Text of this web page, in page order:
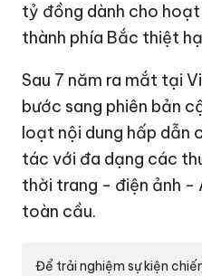
tỷ đồng dành cho
thành phía Bắc thiệt
Sau 7 năm ra mắt tại
bước sang phiên bản
loạt nội dung hấp dẫn
tác với đa dạng các
thời trang - điện ảnh -
toàn cầu.
Để trải nghiệm sự kiện